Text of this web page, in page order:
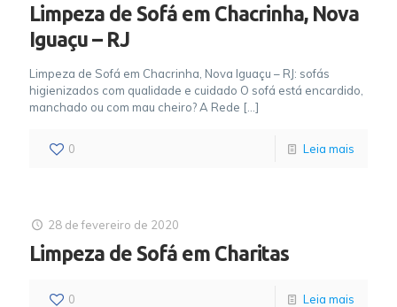
Limpeza de Sofá em Chacrinha, Nova
Iguaçu – RJ
Limpeza de Sofá em Chacrinha, Nova Iguaçu – RJ: sofás
higienizados com qualidade e cuidado O sofá está encardido,
manchado ou com mau cheiro? A Rede […]
0 Leia mais
28 de fevereiro de 2020
Limpeza de Sofá em Charitas
0 Leia mais